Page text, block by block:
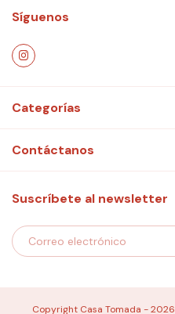
Síguenos
Categorías
Contáctanos
Suscríbete al newsletter
Copyright Casa Tomada -